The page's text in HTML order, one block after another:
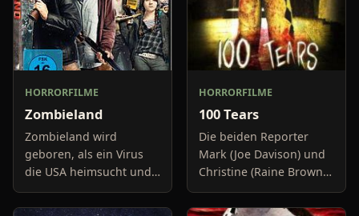
HORRORFILME
Zombieland
Zombieland wird
geboren, als ein Virus
die USA heimsucht und
sämtliche lebende
Menschen in Zombies
HORRORFILME
100 Tears
Die beiden Reporter
Mark (Joe Davison) und
Christine (Raine Brown)
haben keine Lust mehr
auf belanglose